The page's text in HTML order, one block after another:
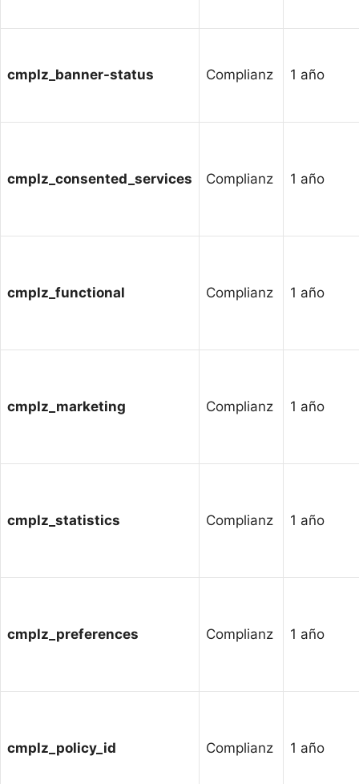
cmplz_banner-status Complianz 1 año
cmplz_consented_services Complianz 1 año
cmplz_functional Complianz 1 año
cmplz_marketing Complianz 1 año
cmplz_statistics Complianz 1 año
cmplz_preferences Complianz 1 año
cmplz_policy_id Complianz 1 año